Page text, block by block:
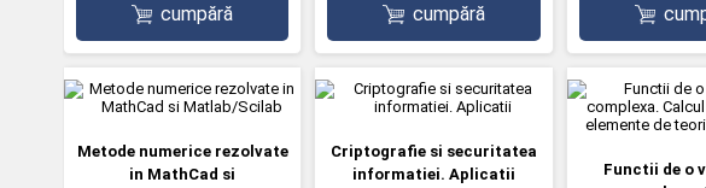
cumpără cumpără
Metode numerice rezolvate
in MathCad si
Criptografie si securitatea
informatiei. Aplicatii
Functii de o